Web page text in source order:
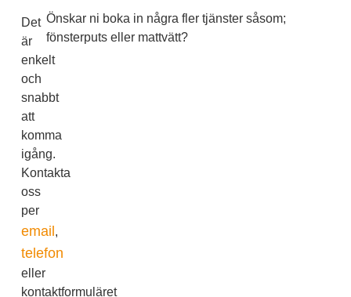
Det
är
enkelt
och
snabbt
att
komma
igång.
Kontakta
oss
per
email ,
telefon
eller
kontaktformuläret
Önskar ni boka in några fler tjänster såsom;
fönsterputs eller mattvätt?